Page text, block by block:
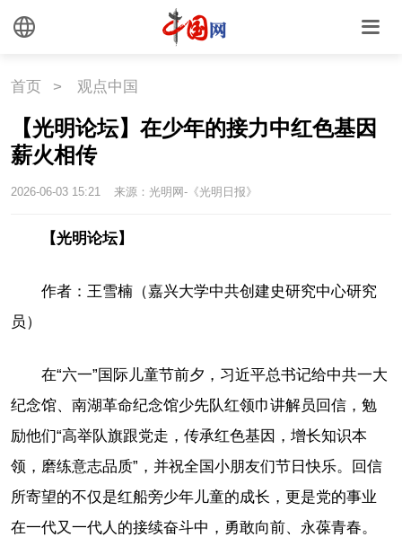
首页 > 观点中国
【光明论坛】在少年的接力中红色基因
薪火相传
2026-06-03 15:21 来源：光明网-《光明日报》
【光明论坛】
作者：王雪楠（嘉兴大学中共创建史研究中心研究
员）
在“六一”国际儿童节前夕，习近平总书记给中共一大
纪念馆、南湖革命纪念馆少先队红领巾讲解员回信，勉
励他们“高举队旗跟党走，传承红色基因，增长知识本
领，磨练意志品质”，并祝全国小朋友们节日快乐。回信
所寄望的不仅是红船旁少年儿童的成长，更是党的事业
在一代又一代人的接续奋斗中，勇敢向前、永葆青春。